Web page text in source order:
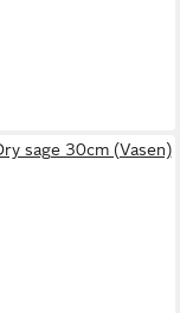
sage 30cm (Vasen)